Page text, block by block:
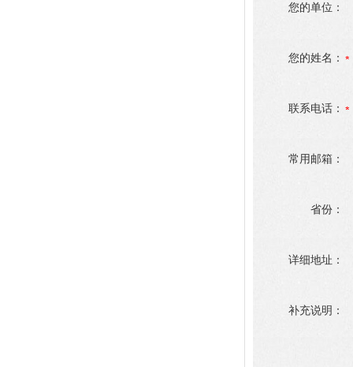
您的单位：
您的姓名：
联系电话：
常用邮箱：
省份：
详细地址：
补充说明：